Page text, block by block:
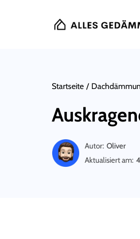
Startseite /
Autor: Oliver
Aktualisiert am: